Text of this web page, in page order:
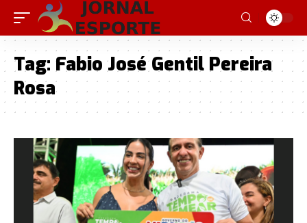
Tag: Fabio José Gentil Pereira
Rosa